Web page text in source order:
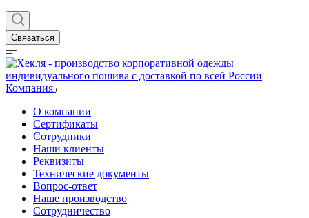
Связаться
Компания
О компании
Сертификаты
Сотрудники
Наши клиенты
Реквизиты
Технические документы
Вопрос-ответ
Наше производство
Сотрудничество